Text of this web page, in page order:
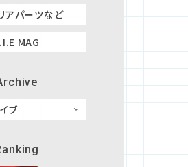
アパーツなど
MAG